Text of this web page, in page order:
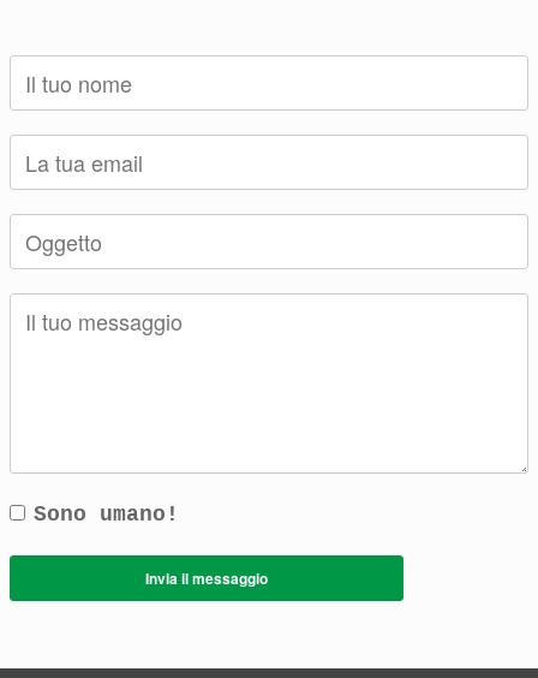
Sono umano!
Invia il messaggio